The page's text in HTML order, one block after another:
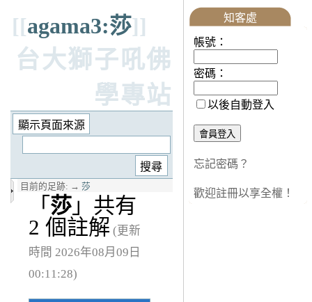
[[agama3:莎]]
台大獅子吼佛
學專站
目前的足跡: → 莎
「 莎 」共有
2 個註解 (更新
時間 2026年08月09日
00:11:28)
知客處
帳號：
密碼：
以後自動登入
忘記密碼？
歡迎註冊以享全權！